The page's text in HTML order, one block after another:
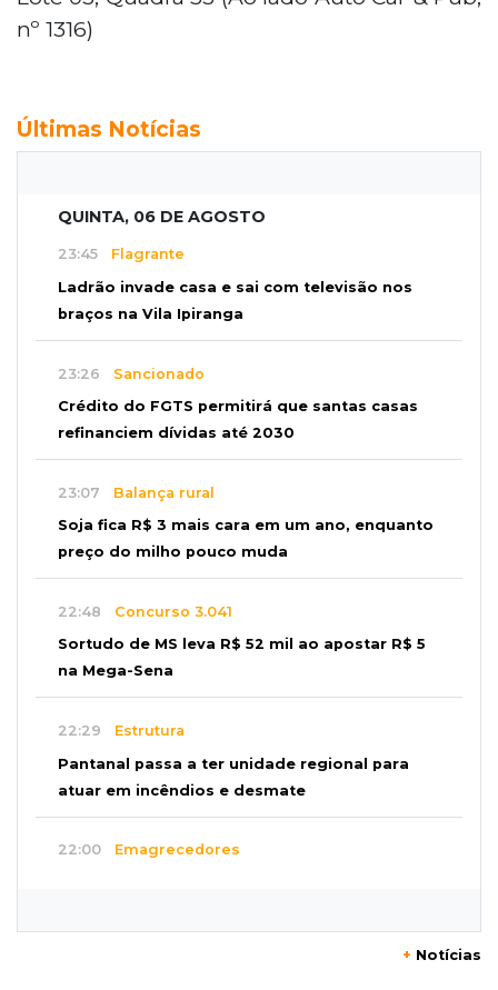
nº 1316)
Últimas Notícias
QUINTA, 06 DE AGOSTO
23:45 Flagrante
Ladrão invade casa e sai com televisão nos
braços na Vila Ipiranga
23:26 Sancionado
Crédito do FGTS permitirá que santas casas
refinanciem dívidas até 2030
23:07 Balança rural
Soja fica R$ 3 mais cara em um ano, enquanto
preço do milho pouco muda
22:48 Concurso 3.041
Sortudo de MS leva R$ 52 mil ao apostar R$ 5
na Mega-Sena
22:29 Estrutura
Pantanal passa a ter unidade regional para
atuar em incêndios e desmate
22:00 Emagrecedores
+ Notícias